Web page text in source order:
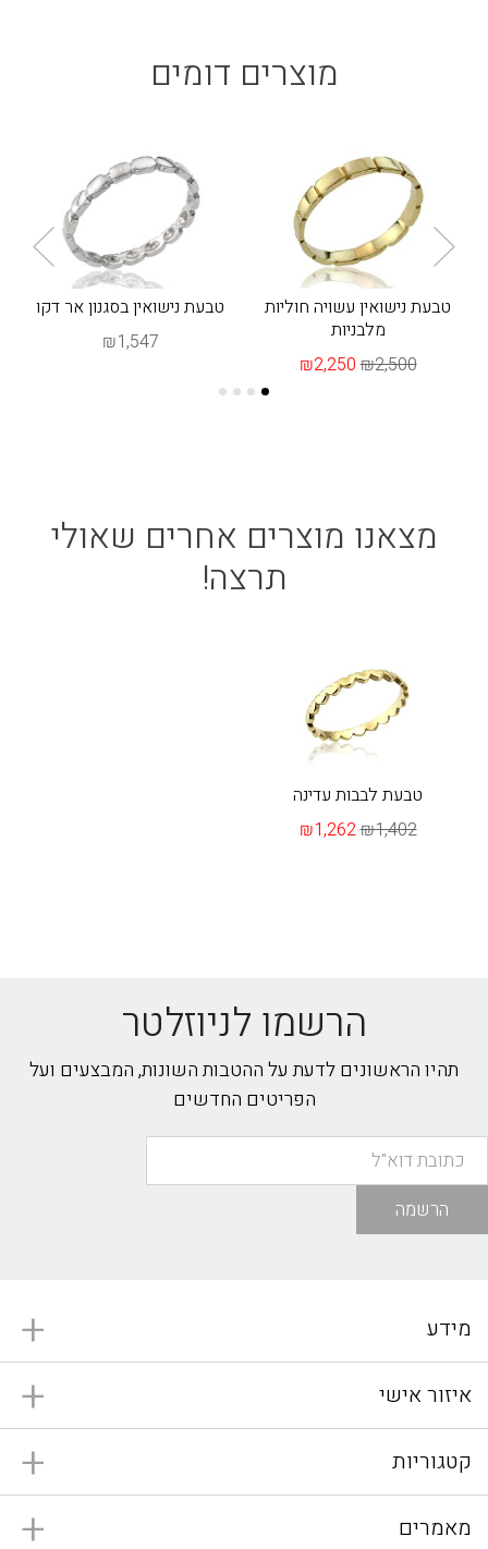
מוצרים דומים
טבעת נישואין עשויה חוליות
מלבניות
₪2,250₪2,500
טבעת נישואין בסגנון אר דקו
₪1,547
מצאנו מוצרים אחרים שאולי
תרצה!
טבעת לבבות עדינה
₪1,262₪1,402
הרשמו לניוזלטר
תהיו הראשונים לדעת על ההטבות השונות, המבצעים ועל
הפריטים החדשים
הרשמה
מידע
איזור אישי
קטגוריות
מאמרים